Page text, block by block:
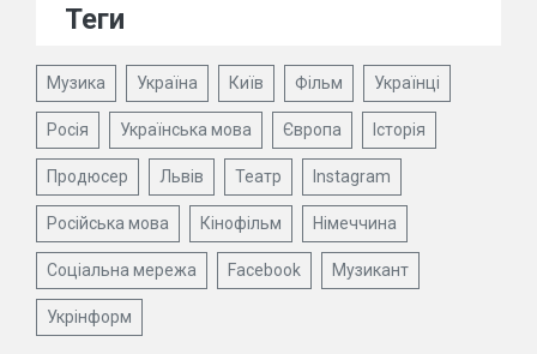
Теги
Музика Україна Київ Фільм Українці
Росія Українська мова Європа Історія
Продюсер Львів Театр Instagram
Російська мова Кінофільм Німеччина
Соціальна мережа Facebook Музикант
Укрінформ